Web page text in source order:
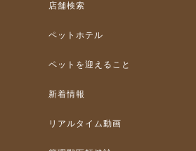
店舗検索
ペットホテル
ペットを迎えること
新着情報
リアルタイム動画